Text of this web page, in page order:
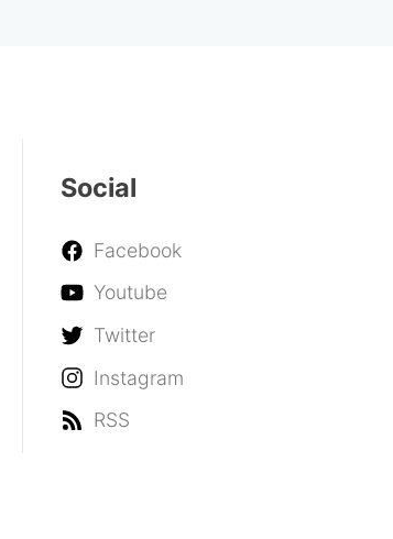
Social
Facebook
Youtube
Twitter
Instagram
RSS